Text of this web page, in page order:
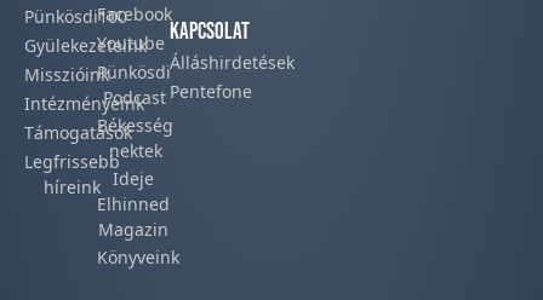
Pünkösdi100
Gyülekezeteink​
Misszióink​
Intézményeink
Támogatások
Legfrissebb
híreink​
Facebook​
Youtube
Pünkösdi
Podcast​
Békesség
nektek
Ideje
Elhinned
Magazin
Könyveink
Kapcsolat
Álláshirdetések
Pentefone